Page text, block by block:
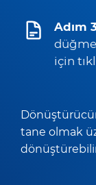
Adım
için
tane olmak